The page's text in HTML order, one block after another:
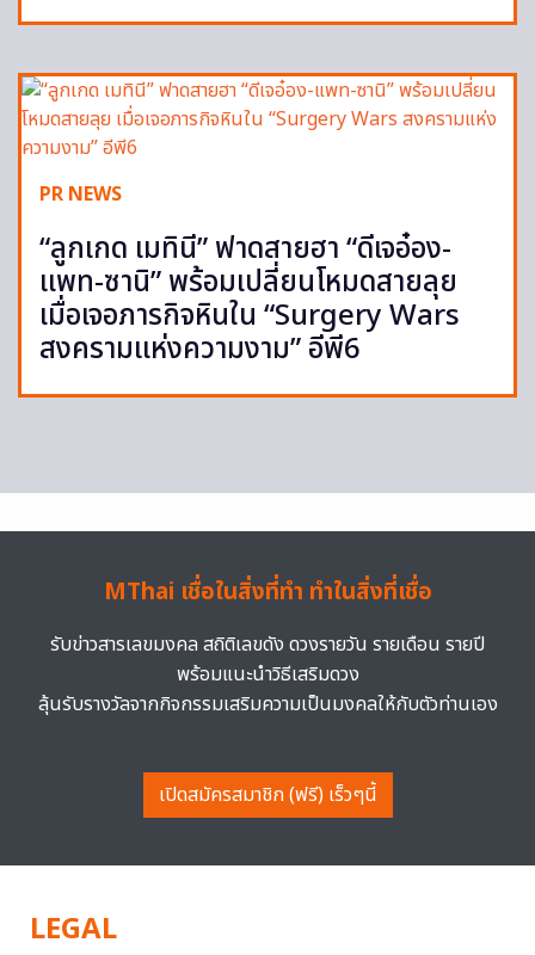
PR NEWS
“ลูกเกด เมทินี” ฟาดสายฮา “ดีเจอ๋อง-
แพท-ซานิ” พร้อมเปลี่ยนโหมดสายลุย
เมื่อเจอภารกิจหินใน “Surgery Wars
สงครามแห่งความงาม” อีพี6
MThai เชื่อในสิ่งที่ทำ ทำในสิ่งที่เชื่อ
รับข่าวสารเลขมงคล สถิติเลขดัง ดวงรายวัน รายเดือน รายปี
พร้อมแนะนำวิธีเสริมดวง
ลุ้นรับรางวัลจากกิจกรรมเสริมความเป็นมงคลให้กับตัวท่านเอง
เปิดสมัครสมาชิก (ฟรี) เร็วๆนี้
LEGAL